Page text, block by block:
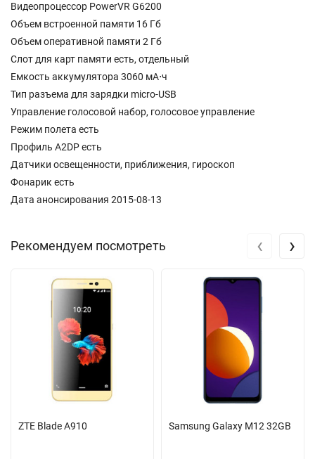
Видеопроцессор PowerVR G6200
Объем встроенной памяти 16 Гб
Объем оперативной памяти 2 Гб
Слот для карт памяти есть, отдельный
Емкость аккумулятора 3060 мА⋅ч
Тип разъема для зарядки micro-USB
Управление голосовой набор, голосовое управление
Режим полета есть
Профиль A2DP есть
Датчики освещенности, приближения, гироскоп
Фонарик есть
Дата анонсирования 2015-08-13
Рекомендуем посмотреть
ZTE Blade A910 Samsung Galaxy M12 32GB
‹ ›